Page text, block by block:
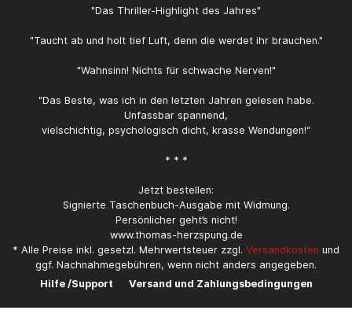
3960320616"Das Thriller-Highlight des Jahres"
"Taucht ab und holt tief Luft, denn die werdet ihr brauchen."
"Wahnsinn! Nichts für schwache Nerven!"
"Das Beste, was ich in den letzten Jahren gelesen habe.
Unfassbar spannend,
vielschichtig, psychologisch dicht, krasse Wendungen!“
* * *
Jetzt bestellen:
Signierte Taschenbuch-Ausgabe mit Widmung.
Persönlicher geht’s nicht!
www.thomas-herzspung.de
* Alle Preise inkl. gesetzl. Mehrwertsteuer zzgl. Versandkosten und
ggf. Nachnahmegebühren, wenn nicht anders angegeben.
Hilfe /Support
Versand und Zahlungsbedingungen